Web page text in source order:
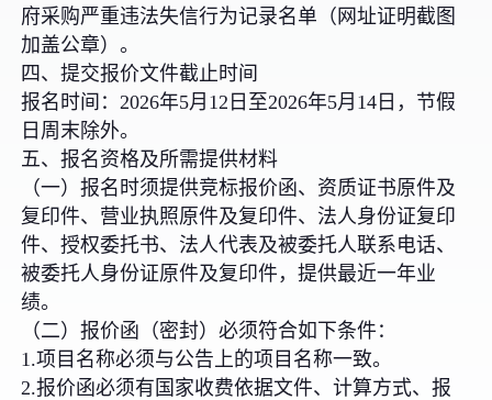
府采购严重违法失信行为记录名单（网址证明截图
加盖公章）。
四、提交报价文件截止时间
报名时间：2026年5月12日至2026年5月14日，节假
日周末除外。
五、报名资格及所需提供材料
（一）报名时须提供竞标报价函、资质证书原件及
复印件、营业执照原件及复印件、法人身份证复印
件、授权委托书、法人代表及被委托人联系电话、
被委托人身份证原件及复印件，提供最近一年业
绩。
（二）报价函（密封）必须符合如下条件：
1.项目名称必须与公告上的项目名称一致。
2.报价函必须有国家收费依据文件、计算方式、报